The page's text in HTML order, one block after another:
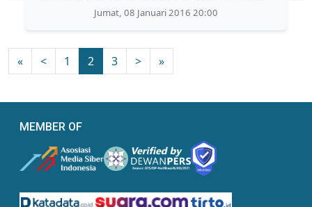
Jumat, 08 Januari 2016 20:00
« < 1 2 3 > »
MEMBER OF